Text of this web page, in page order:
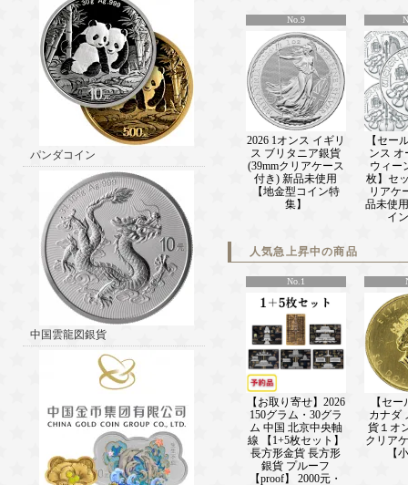
パンダコイン
中国雲龍図銀貨
2026 1オンス オーストラリア エリ
王陛下生誕100周年 銀貨(RAM製) プ
【proof】 5ドル 新品未使用【特選
商品】販売中！！ 新着情報■
───────────────(2026/03/19)
2026 56.56グラム イギリス エリザ
肖像：ラファエル・マクロフの彫像
ト(厚手型) 銀貨 プルーフ 【Proof】
未使用【特選】販売中！！ 新着情報
───────────────(2026/1/23)
2025 10グラム カメルーン共和国 て
2025年12星座シリーズ ペンダント
ーフ 【proof】 500フラン 新品未使
新着情報■
屋：ハリーポッターの表紙 彩色 銀
【proof】 3ドル 新品未使用販売中
───────────────(2026/1/09)
2025 1オンス リベリア 夜明けの門
貨 【アンティーク風】 1ドル 新品
中！！ 新着情報■
───────────────(2025/12/1)
2025 3オンス ニウエ ホセ・アルト
ャーリーグ ベースボール選手シリ
プルーフ 【proof】 5ドル 新品未使
新着情報■
2025 2オンス カメルーン共和国 バ
ィ ハイレリーフ 彩色 銀貨 【アンテ
2000フラン 新品未使用販売中！！
───────────────(2025/12/05)
2025 1オンス ニウエ グレムリン：
No.9
2026 1オンス イギリ
ス ブリタニア銀貨
(39mmクリアケース
付き) 新品未使用
【地金型コイン特
集】
【セー
ンス オ
ウィー
枚】セ
リアケ
品未使
イ
人気急上昇中の商品
No.1
【お取り寄せ】2026
150グラム・30グラ
ム 中国 北京中央軸
線 【1+5枚セット】
長方形金貨 長方形
銀貨 プルーフ
【proof】 2000元・
【セ
カナダ
貨１オ
クリア
【